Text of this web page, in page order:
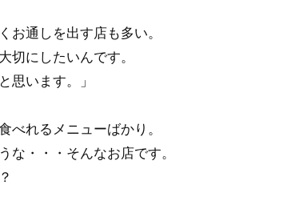
お通しを出す店も多い。
切にしたいんです。
思います。」
べれるメニューばかり。
な・・・そんなお店です。